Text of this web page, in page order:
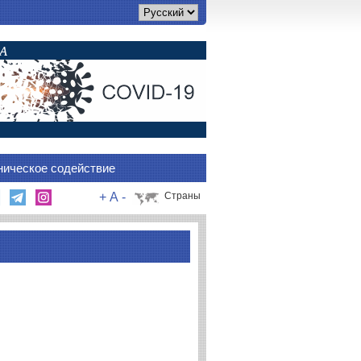
содействие
Страны
+ A -